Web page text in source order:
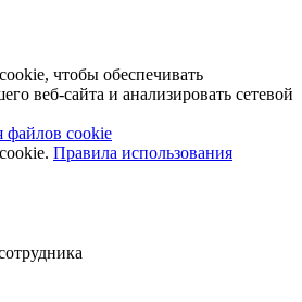
чтобы обеспечивать
веб-сайта и анализировать сетевой
файлов cookie
Правила использования